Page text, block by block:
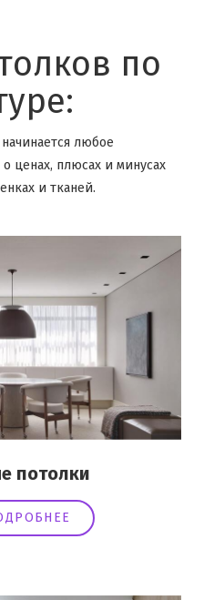
по
любое
ценах, плюсах и минусах
и тканей.